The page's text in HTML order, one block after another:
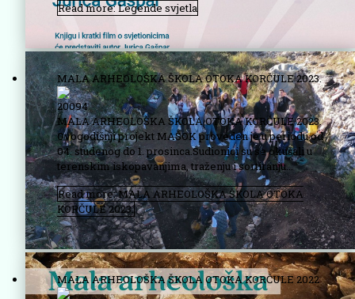
Read more: Legende svjetla
MALA ARHEOLOŠKA ŠKOLA OTOKA KORČULE 2023.
20094
MALA ARHEOLOŠKA ŠKOLA OTOKA KORČULE 2023.
Ovogodišnji projekt MAŠOK proveden je u periodu od
04. studenog do 1. prosinca.Sudionici su se okušali u
terenskim iskopavanjima, traženju i sortiranju...
Read more: MALA ARHEOLOŠKA ŠKOLA OTOKA
KORČULE 2023.
MALA ARHEOLOŠKA ŠKOLA OTOKA KORČULE 2022